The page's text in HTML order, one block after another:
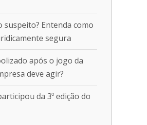
suspeito? Entenda como
segura
após o jogo da
deve agir?
da 3º edição do